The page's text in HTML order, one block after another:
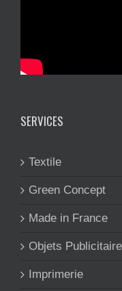
SERVICES
Textile
Green Concept
Made in France
Objets
Imprimerie